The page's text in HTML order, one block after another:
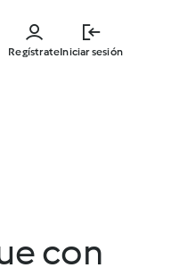
RegístrateIniciar sesión
con